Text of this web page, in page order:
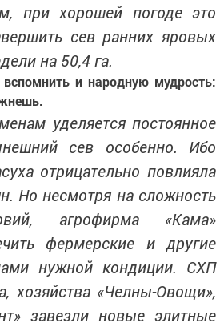
при хорошей погоде это
сев ранних яровых
на 50,4 га.
вспомнить и народную мудрость:
уделяется постоянное
сев особенно. Ибо
отрицательно повлияла
Но несмотря на сложность
агрофирма «Кама»
фермерские и другие
нужной кондиции. СХП
хозяйства «Челны-Овощи»,
завезли новые элитные